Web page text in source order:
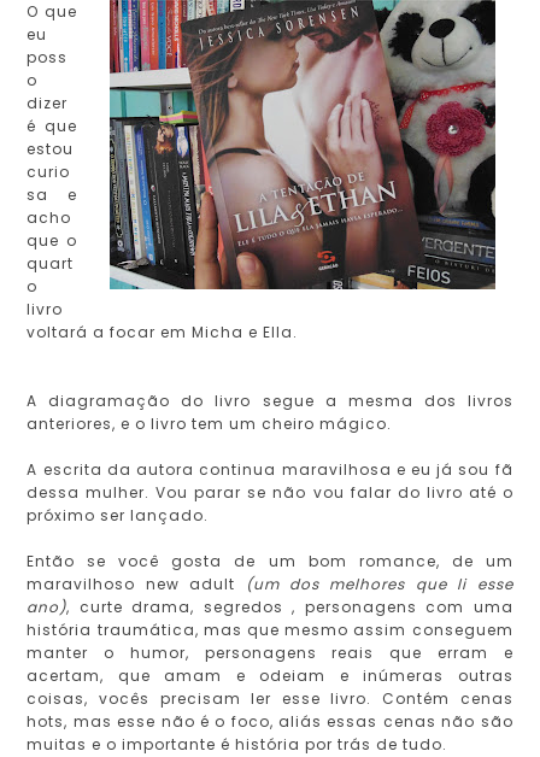
O que
eu
poss
o
dizer
é que
estou
curio
sa e
acho
que o
quart
o
livro
voltará a focar em Micha e Ella.
A diagramação do livro segue a mesma dos livros
anteriores, e o livro tem um cheiro mágico.
A escrita da autora continua maravilhosa e eu já sou fã
dessa mulher. Vou parar se não vou falar do livro até o
próximo ser lançado.
Então se você gosta de um bom romance, de um
maravilhoso new adult
(um dos melhores que li esse
ano), curte drama, segredos , personagens com uma
história traumática, mas que mesmo assim conseguem
manter o humor, personagens reais que erram e
acertam, que amam e odeiam e inúmeras outras
coisas, vocês precisam ler esse livro. Contém cenas
hots, mas esse não é o foco, aliás essas cenas não são
muitas e o importante é história por trás de tudo.